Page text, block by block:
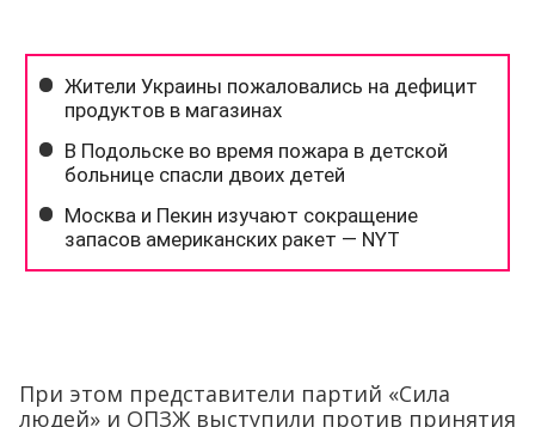
При этом представители партий «Сила
людей» и ОПЗЖ выступили против принятия